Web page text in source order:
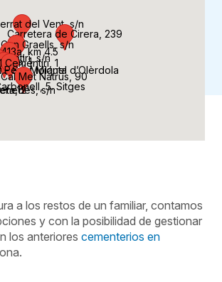
km 4.5
s/n
Graells, s/n
Carretera de Cirera, 239
del Vent, s/n
s/n
Met Natrus, 90
Cementiri, 1
1
Pere Molanta
5. Sitges
Sant Miquel d’Olèrdola
a los restos de un familiar, contamos
y con la posibilidad de gestionar
los anteriores cementerios en